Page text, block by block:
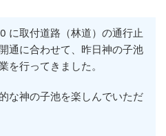
t
i
に取付道路（林道）の通行止
通に合わせて、昨日神の子池
を行ってきました。
な神の子池を楽しんでいただ